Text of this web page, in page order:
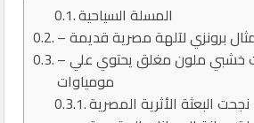
المسلة السياحية
– ٢٥٠ تابوت خشبي ملون مغلق يحتوي علي
مومياوات
البعثة الأثرية المصرية